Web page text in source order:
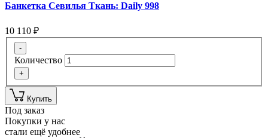
Банкетка Севилья Ткань: Daily 998
10 110 ₽
-
Количество
+
Купить
Под заказ
Покупки у нас
стали ещё удобнее